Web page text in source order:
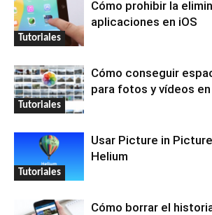
Tutoriales
Cómo prohibir la
aplicaciones en iOS
Tutoriales
Cómo conseguir
para fotos y vídeos en
Tutoriales
Usar Picture in
Helium
Cómo borrar el